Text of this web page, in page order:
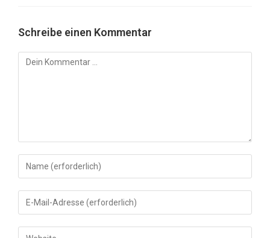
Schreibe einen Kommentar
Kommentar
Gib
deinen
Namen
oder
Gib
deine
E-
Gib